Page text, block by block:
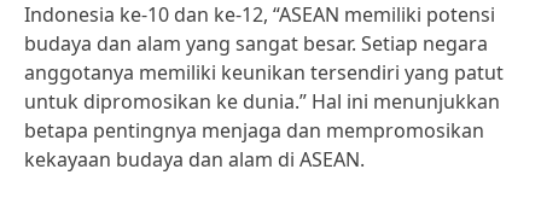
Indonesia ke-10 dan ke-12, “ASEAN memiliki potensi
budaya dan alam yang sangat besar. Setiap negara
anggotanya memiliki keunikan tersendiri yang patut
untuk dipromosikan ke dunia.” Hal ini menunjukkan
betapa pentingnya menjaga dan mempromosikan
kekayaan budaya dan alam di ASEAN.